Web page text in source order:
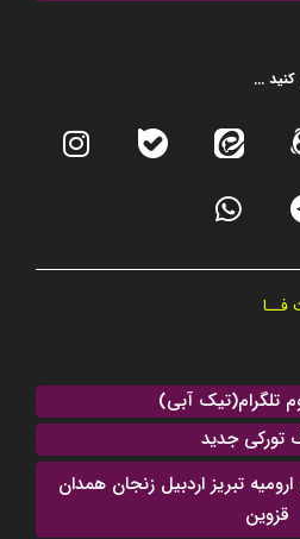
...
فــا
تلگرام(تیک آبی)
تورکی جدید
تبریز اردبیل زنجان همدان
قزوین